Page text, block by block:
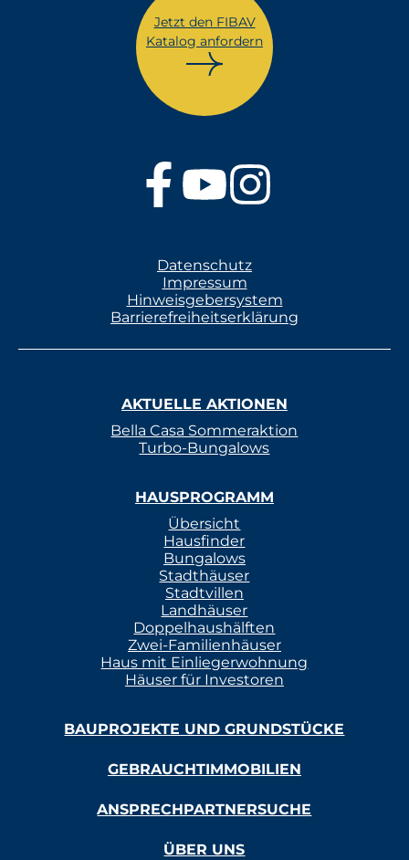
Jetzt den FIBAV
Katalog anfordern
Datenschutz
Impressum
Hinweisgebersystem
Barrierefreiheitserklärung
AKTUELLE AKTIONEN
Bella Casa Sommeraktion
Turbo-Bungalows
HAUSPROGRAMM
Übersicht
Hausfinder
Bungalows
Stadthäuser
Stadtvillen
Landhäuser
Doppelhaushälften
Zwei-Familienhäuser
Haus mit Einliegerwohnung
Häuser für Investoren
BAUPROJEKTE UND GRUNDSTÜCKE
GEBRAUCHTIMMOBILIEN
ANSPRECHPARTNERSUCHE
ÜBER UNS